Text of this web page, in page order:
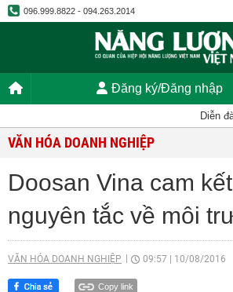
096.999.8822 - 094.263.2014
Đăng ký/Đăng nhập
Diễn
VĂN HÓA DOANH NGHIỆP
Doosan Vina cam
nguyên tắc về môi
VĂN HÓA DOANH NGHIỆP 09:57 10/08/2016
Copy link